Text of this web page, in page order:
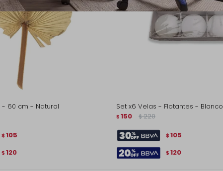
- 60 cm - Natural
$ 105
$ 120
Set x6 Velas - Flotantes - Blanco
$ 150 $ 220
$ 105
$ 120